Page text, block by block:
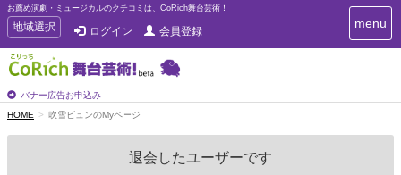
お薦め演劇・ミュージカルのクチコミは、CoRich舞台芸術！
T
o
g
g
e
n
a
地域選択 ログイン 会員登録
バナー広告お申込み
T
o
menu
HOME 吹雪ビュンのMyページ
退会したユーザーです